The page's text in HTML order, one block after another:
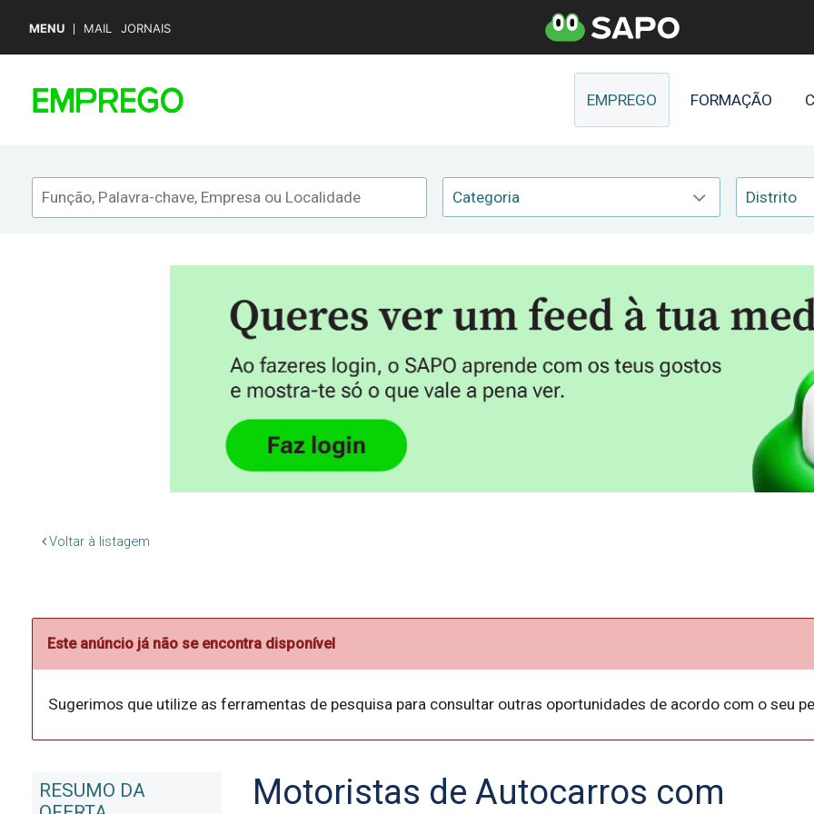
MENU MAIL JORNAIS
EMPREGO FORMAÇÃO
Categoria Distrito
Voltar à listagem
Este anúncio já não se encontra disponível
Sugerimos que utilize as ferramentas de pesquisa para consultar outras oportunidades de acordo com o seu
RESUMO DA
Motoristas de Autocarros com